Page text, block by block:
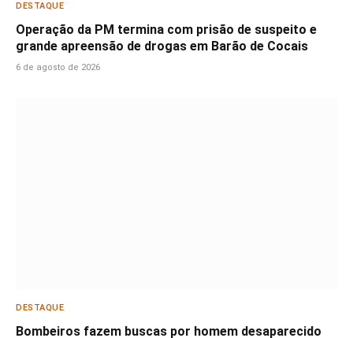
DESTAQUE
Operação da PM termina com prisão de suspeito e
grande apreensão de drogas em Barão de Cocais
6 de agosto de 2026
DESTAQUE
Bombeiros fazem buscas por homem desaparecido